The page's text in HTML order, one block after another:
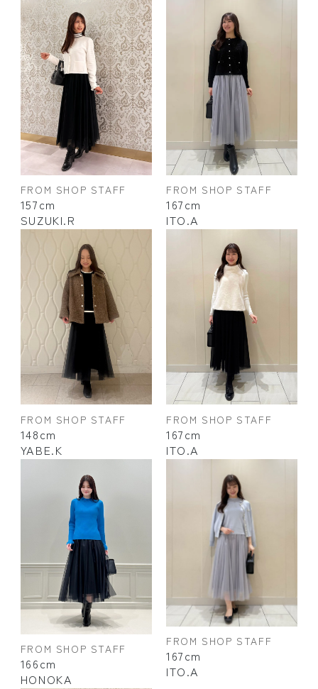
FROM SHOP STAFF
157cm
SUZUKI.R
FROM SHOP STAFF
167cm
ITO.A
FROM SHOP STAFF
148cm
YABE.K
FROM SHOP STAFF
167cm
ITO.A
FROM SHOP STAFF
166cm
HONOKA
FROM SHOP STAFF
167cm
ITO.A